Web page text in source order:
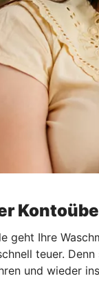
geht Ihre
teuer.
und wieder